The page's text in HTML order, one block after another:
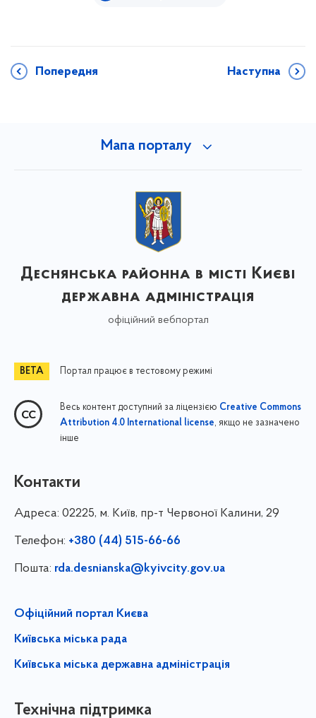
Попередня Наступна
Мапа порталу
Деснянська районна в місті Києві
державна адміністрація
офіційний вебпортал
Портал працює в тестовому режимі
Весь контент доступний за ліцензією Creative Commons
Attribution 4.0 International license, якщо не зазначено
інше
Контакти
Адреса: 02225, м. Київ, пр-т Червоної Калини, 29
Телефон: +380 (44) 515-66-66
Пошта: rda.desnianska@kyivcity.gov.ua
Офіційний портал Києва
Київська міська рада
Київська міська державна адміністрація
Технічна підтримка